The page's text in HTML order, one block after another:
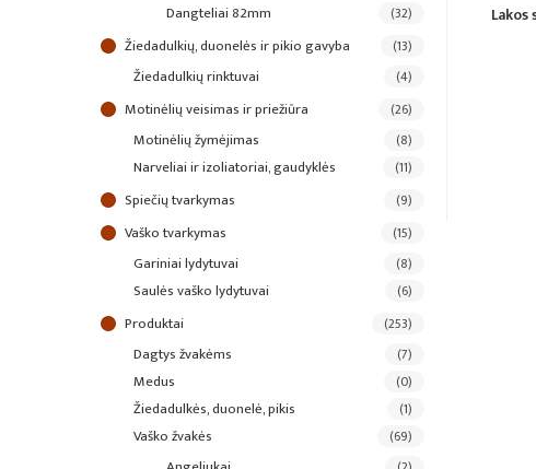
dangteliai 82mm (32)
žiedadulkių, duonelės ir pikio gavyba (13)
žiedadulkių rinktuvai (4)
motinėlių veisimas ir priežiūra (26)
motinėlių žymėjimas (8)
narveliai ir izoliatoriai, gaudyklės (11)
spiečių tvarkymas (9)
vaško tvarkymas (15)
gariniai lydytuvai (8)
saulės vaško lydytuvai (6)
produktai (253)
dagtys žvakėms (7)
medus (0)
žiedadulkės, duonelė, pikis (1)
vaško žvakės (69)